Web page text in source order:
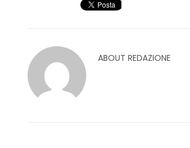
ABOUT REDAZIONE